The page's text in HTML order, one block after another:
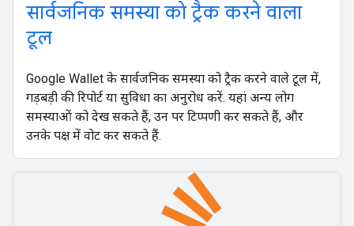
सार्वजनिक समस्या को ट्रैक करने वाला
टूल
Google Wallet के सार्वजनिक समस्या को ट्रैक करने वाले टूल में,
गड़बड़ी की रिपोर्ट या सुविधा का अनुरोध करें. यहां अन्य लोग
समस्याओं को देख सकते हैं, उन पर टिप्पणी कर सकते हैं, और
उनके पक्ष में वोट कर सकते हैं.